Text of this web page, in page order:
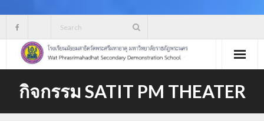
content
กิจกรรม SATIT PM THEATER